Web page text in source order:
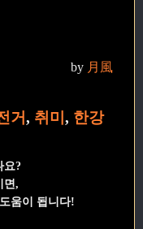
by 月風
거, 취미 , 한강
요?
면,
움이 됩니다!